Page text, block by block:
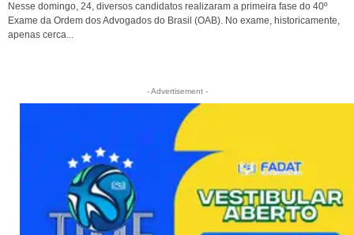
Nesse domingo, 24, diversos candidatos realizaram a primeira fase do 40º
Exame da Ordem dos Advogados do Brasil (OAB). No exame, historicamente,
apenas cerca...
- Advertisement -